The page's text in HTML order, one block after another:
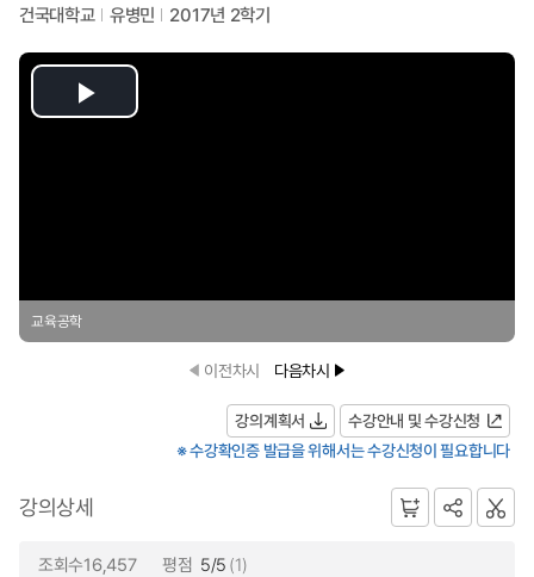
건국대학교 유병민 2017년 2학기
Play
교육공학
이전차시 다음차시
강의계획서
수강안내 및 수강신청
※ 수강확인증 발급을 위해서는 수강신청이 필요합니다
강의상세
조회수16,457 평점 5/5 (1)